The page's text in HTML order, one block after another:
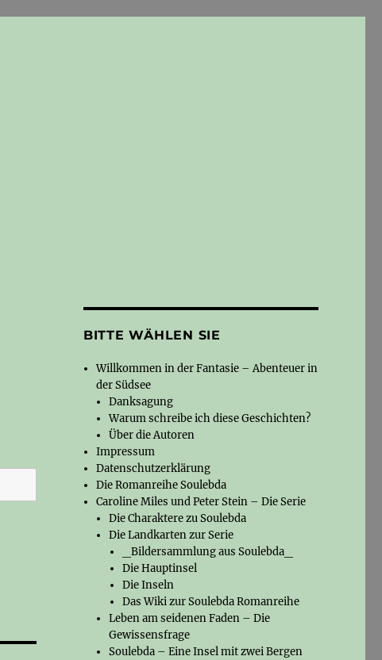
BITTE WÄHLEN SIE
Willkommen in der Fantasie – Abenteuer in
der Südsee
Danksagung
Warum schreibe ich diese Geschichten?
Über die Autoren
Impressum
Datenschutzerklärung
Die Romanreihe Soulebda
Caroline Miles und Peter Stein – Die Serie
Die Charaktere zu Soulebda
Die Landkarten zur Serie
_Bildersammlung aus Soulebda_
Die Hauptinsel
Die Inseln
Das Wiki zur Soulebda Romanreihe
Leben am seidenen Faden – Die
Gewissensfrage
Soulebda – Eine Insel mit zwei Bergen